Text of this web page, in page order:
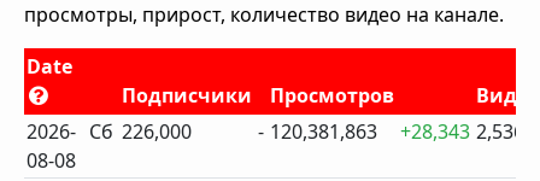
просмотры, прирост, количество видео на канале.
Date
Подписчики
Просмотров
Видео
2026-
08-08
Сб 226,000 - 120,381,863 +28,343 2,536